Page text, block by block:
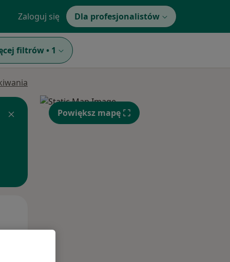
Zaloguj się Dla profesjonalistów
filtrów • 1
Powiększ mapę